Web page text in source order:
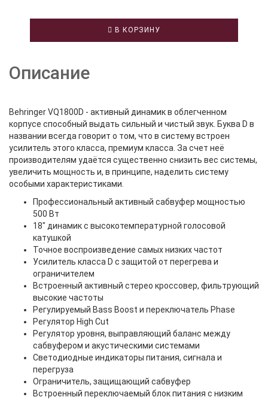
В КОРЗИНУ
Описание
Behringer VQ1800D - активный динамик в облегченном
корпусе способный выдать сильный и чистый звук. Буква D в
названии всегда говорит о том, что в систему встроен
усилитель этого класса, премиум класса. За счет неё
производителям удаётся существенно снизить вес системы,
увеличить мощность и, в принципе, наделить систему
особыми характеристиками.
Профессиональный активный сабвуфер мощностью
500 Вт
18" динамик с высокотемпературной голосовой
катушкой
Точное воспроизведение самых низких частот
Усилитель класса D с защитой от перегрева и
ограничителем
Встроенный активный стерео кроссовер, фильтрующий
высокие частоты
Регулируемый Bass Boost и переключатель Phase
Регулятор High Cut
Регулятор уровня, выправляющий баланс между
сабвуфером и акустическими системами
Светодиодные индикаторы питания, сигнала и
перегруза
Ограничитель, защищающий сабвуфер
Встроенный переключаемый блок питания с низким